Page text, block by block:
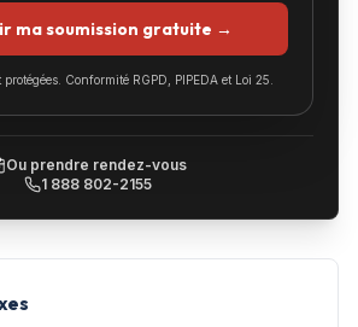
ma soumission gratuite →
Conformité RGPD, PIPEDA et Loi 25.
Ou prendre rendez-vous
1 888 802-2155